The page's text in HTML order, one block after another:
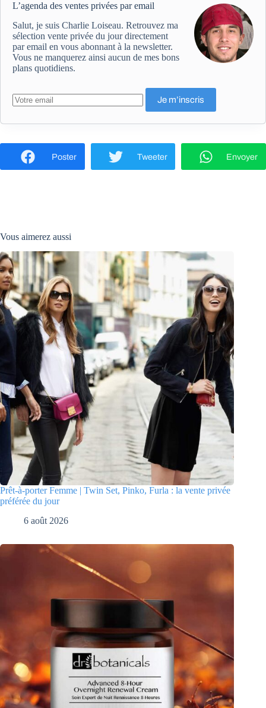
L’agenda des ventes privées par email
Salut, je suis Charlie Loiseau. Retrouvez ma
sélection vente privée du jour directement
par email en vous abonnant à la newsletter.
Vous ne manquerez ainsi aucun de mes bons
plans quotidiens.
Poster Tweeter Envoyer
Vous aimerez aussi
Prêt-à-porter Femme | Twin Set, Pinko, Furla : la vente privée
préférée du jour
6 août 2026